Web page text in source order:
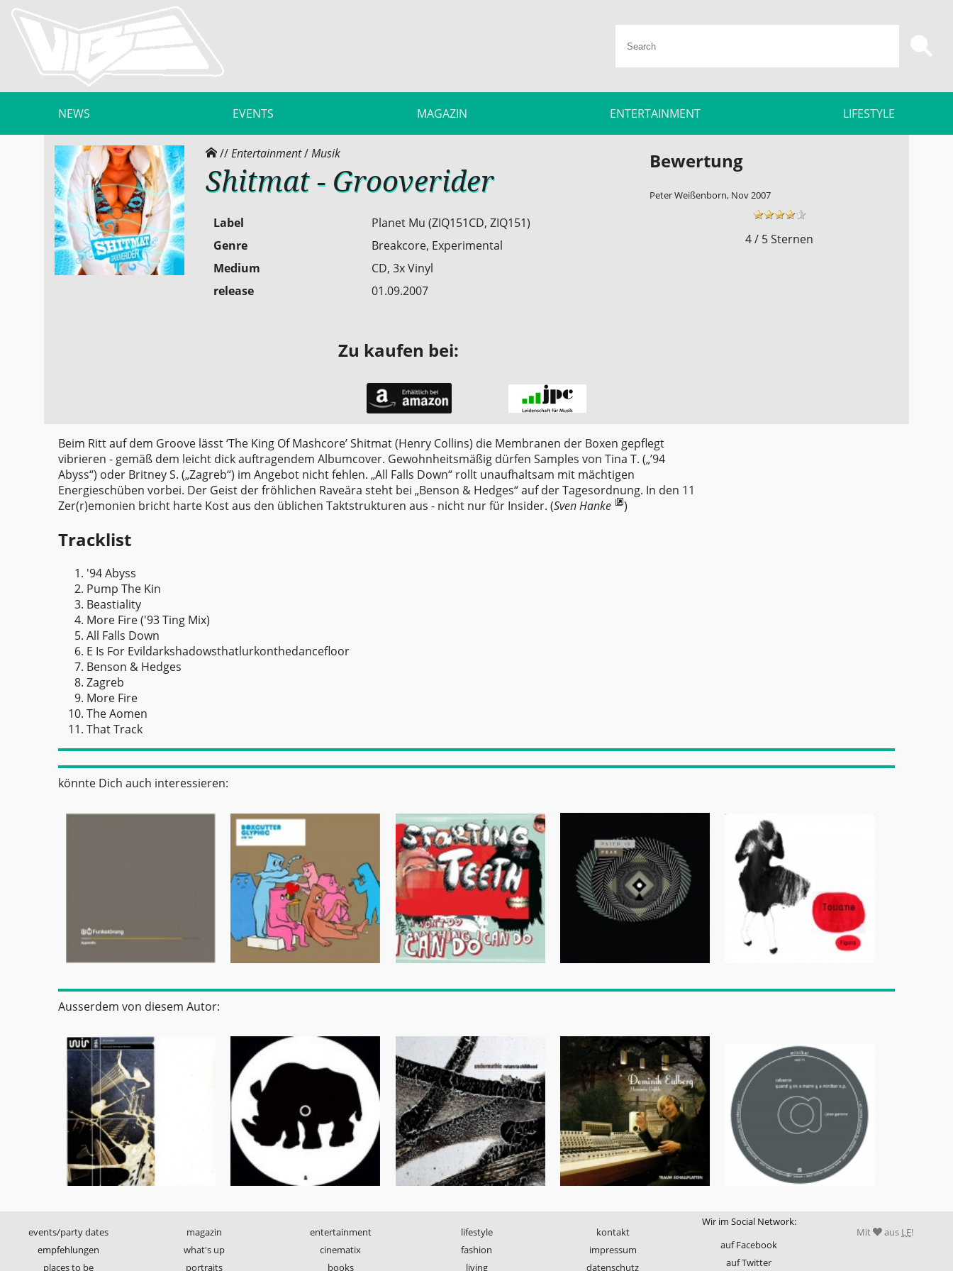
NEWS EVENTS MAGAZIN ENTERTAINMENT LIFESTYLE
//Entertainment/Musik
Shitmat - Grooverider
Label
Planet Mu (ZIQ151CD, ZIQ151)
Genre
Breakcore, Experimental
Medium
CD, 3x Vinyl
release
01.09.2007
Bewertung
Peter Weißenborn, Nov 2007
4 / 5 Sternen
Zu kaufen bei:
Beim Ritt auf dem Groove lässt ‘The King Of Mashcore’ Shitmat (Henry Collins) die Membranen der Boxen gepflegt
vibrieren - gemäß dem leicht dick auftragendem Albumcover. Gewohnheitsmäßig dürfen Samples von Tina T. („’94
Abyss“) oder Britney S. („Zagreb“) im Angebot nicht fehlen. „All Falls Down“ rollt unaufhaltsam mit mächtigen
Energieschüben vorbei. Der Geist der fröhlichen Raveära steht bei „Benson & Hedges“ auf der Tagesordnung. In den 11
Zer(r)emonien bricht harte Kost aus den üblichen Taktstrukturen aus - nicht nur für Insider. (Sven Hanke )
Tracklist
'94 Abyss
Pump The Kin
Beastiality
More Fire ('93 Ting Mix)
All Falls Down
E Is For Evildarkshadowsthatlurkonthedancefloor
Benson & Hedges
Zagreb
More Fire
The Aomen
That Track
könnte Dich auch interessieren:
Ausserdem von diesem Autor:
events/party dates
empfehlungen
places to be
magazin
what's up
portraits
entertainment
cinematix
books
lifestyle
fashion
living
kontakt
impressum
datenschutz
Wir im Social Network:
auf Facebook
auf Twitter
Mit aus LE!